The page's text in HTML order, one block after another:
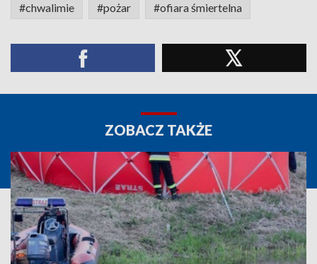
#chwalimie #pożar #ofiara śmiertelna
ZOBACZ TAKŻE